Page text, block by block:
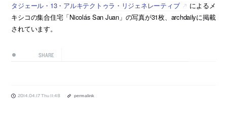
タジェール・13・アルキテクトゥラ・リジェネレーティブ
によるメ
キシコの集合住宅「Nicolás San Juan」の写真が31枚、archdailyに掲載
されています。
SHARE
2014.04.17 Thu 11:48 permalink